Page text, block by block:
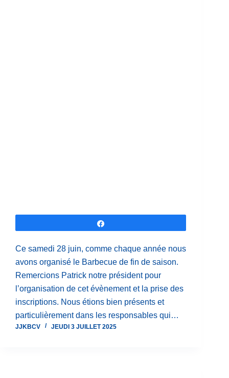
Ce samedi 28 juin, comme chaque année nous
avons organisé le Barbecue de fin de saison.
Remercions Patrick notre président pour
l’organisation de cet évènement et la prise des
inscriptions. Nous étions bien présents et
particulièrement dans les responsables qui…
JJKBCV JEUDI 3 JUILLET 2025